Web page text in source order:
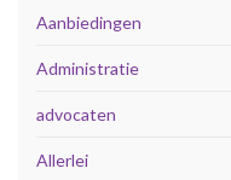
Aanbiedingen
Administratie
advocaten
Allerlei